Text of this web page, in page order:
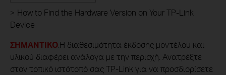
> How to Find the Hardware Version on Your TP-Link
Device
ΣΗΜΑΝΤΙΚΟ:Η διαθεσιμότητα έκδοσης μοντέλου και
υλικού διαφέρει ανάλογα με την περιοχή. Ανατρέξτε
στον τοπικό ιστότοπό σας TP-Link για να προσδιορίσετε